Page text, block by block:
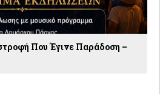
Που Έγινε Παράδοση –